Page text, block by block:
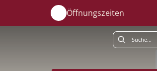
Öffnungszeiten